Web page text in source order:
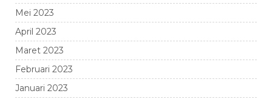
Mei 2023
April 2023
Maret 2023
Februari 2023
Januari 2023